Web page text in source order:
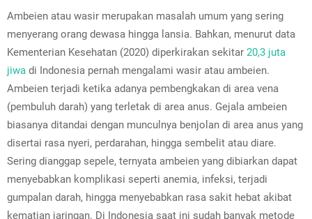
Ambeien atau wasir merupakan masalah umum yang sering
menyerang orang dewasa hingga lansia. Bahkan, menurut data
Kementerian Kesehatan (2020) diperkirakan sekitar 20,3 juta
jiwa di Indonesia pernah mengalami wasir atau ambeien.
Ambeien terjadi ketika adanya pembengkakan di area vena
(pembuluh darah) yang terletak di area anus. Gejala ambeien
biasanya ditandai dengan munculnya benjolan di area anus yang
disertai rasa nyeri, perdarahan, hingga sembelit atau diare.
Sering dianggap sepele, ternyata ambeien yang dibiarkan dapat
menyebabkan komplikasi seperti anemia, infeksi, terjadi
gumpalan darah, hingga menyebabkan rasa sakit hebat akibat
kematian jaringan. Di Indonesia saat ini sudah banyak metode